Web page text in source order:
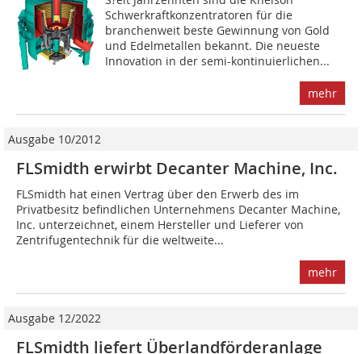
Schwerkraftkonzentratoren für die
branchenweit beste Gewinnung von Gold
und Edelmetallen bekannt. Die neueste
Innovation in der semi-kontinuierlichen...
mehr
Ausgabe 10/2012
FLSmidth erwirbt Decanter Machine, Inc.
FLSmidth hat einen Vertrag über den Erwerb des im
Privatbesitz befindlichen Unternehmens Decanter Machine,
Inc. unterzeichnet, einem Hersteller und Lieferer von
Zentrifugentechnik für die weltweite...
mehr
Ausgabe 12/2022
FLSmidth liefert Überlandförderanlage